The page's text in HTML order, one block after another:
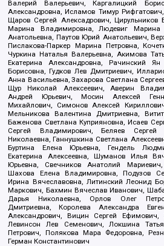
Валерий Валерьевич, Каргалицкий
Александровна, Исламов Тимур
Щаров Сергей Алексадрович, Цирульников
Марина Владимировна, Людевиг Марина
Анатольевна, Паутов Юрий Анатольевич,
Пислакова-Паркер Марина Петровна,
Чуркина Наталья Валерьевна, Акимова
Екатерина Александровна, Рачинский
Борисовна, Гудков Лев Дмитриевич,
Анна Васильевна, Захарова Светлана
Щур Николай Алексеевич, Аверин
Андрей Юрьевич, Мосин Алексей
Михайлович, Симонов Алексей
Мельникова Валентина Дмитриевна,
Баженова Светлана Куприяновна, Исаев
Сергей Владимирович, Беляев Сергей
Николаевна, Ганнушкина Светлана
Буртина Елена Юрьевна, Гендель
Екатерина Алексеевна, Шуманов Илья
Юрьевна, Свечников Анатолий
Шахова Елена Владимировна, Подузов
Ирина Вячеславовна, Литинский Леонид
Маркович, Бахмин Вячеслав Иванович,
Дарья Николаевна, Орлов Олег
Дмитриевна, Королева Александра
Александрович, Вицин Сергей Ефимович,
Левинсон Лев Семенович, Локшина
Петрович, Полякова Мара Федоровна,
Герман Константинович